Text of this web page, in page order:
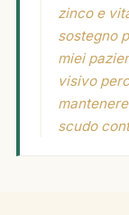
zinco e
sostegno
miei
visivo
scudo